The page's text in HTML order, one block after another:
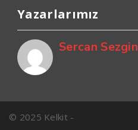
Yazarlarımız
Sercan Sezgin
© 2025 Kelkit -